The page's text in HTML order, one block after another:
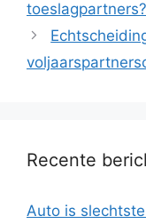
toeslagpartners?
Recente
Auto is